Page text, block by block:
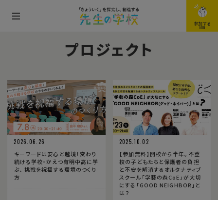
メ
開
閉
す
る
参加する
JOIN
プロジェクト
2026.06.26
キーワードは安心と越境！変わり
続ける学校・かえつ有明中高に学
ぶ、 挑戦を祝福する環境のつくり
方
2025.10.02
【参加無料】開校から半年。不登
校の子どもたちと保護者の負担
と不安を解消するオルタナティブ
スクール「学藝の森CoE」が大切
にする「GOOD NEIGHBOR」と
は？